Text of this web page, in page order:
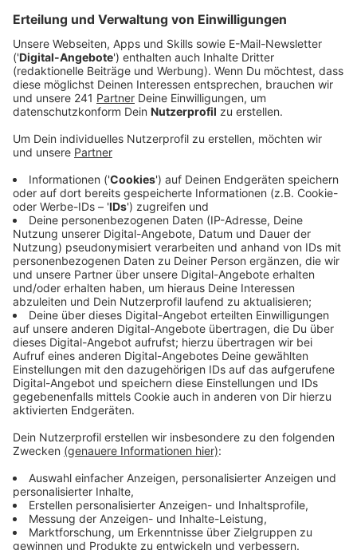
Veröffentlicht:Freitag, 11.10.2024 11:46
Anzeige
Galerie vorzeitig abgebrochen
Anzeige
Die Open-Air-Galerie in Bad Münstereifel ist erneut zur
Zielscheibe von Dieben geworden. Mit dem Projekt
möchte die Bürgerstiftung in Bad Münstereifel
Kunstwerke von regionalen und überregionalen
Künstlern im öffentlichen Raum präsentieren. Laut der
Stiftung sind nun 14 der 30 ausgestellten Kunstwerke
gestohlen worden. Dies hat zu einem vorzeitigen
Abbruch der Ausstellung geführt. Die Bürgerstiftung
ist verärgert, da dies nicht der erste Vorfall dieser Art
ist. Bereits im Juli, während der Kirmes in Bad
Münstereifel, wurde ein Kunstwerk entwendet.
Anzeige
Verbliebene Kunstwerke werden
versteigert
Anzeige